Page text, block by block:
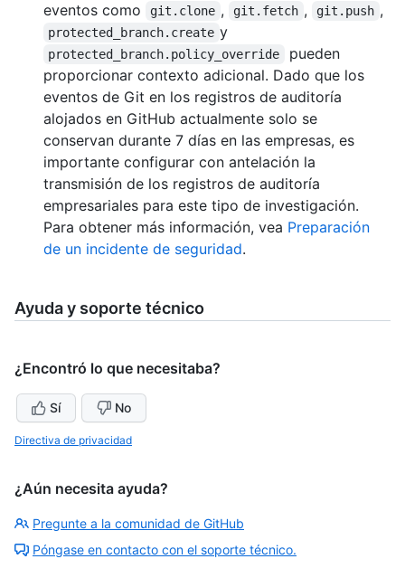
eventos como
git.clone , git.fetch , git.push ,
protected_branch.create y
protected_branch.policy_override
pueden
proporcionar contexto adicional. Dado que los
eventos de Git en los registros de auditoría
alojados en GitHub actualmente solo se
conservan durante 7 días en las empresas, es
importante configurar con antelación la
transmisión de los registros de auditoría
empresariales para este tipo de investigación.
Para obtener más información, vea Preparación
de un incidente de seguridad.
Ayuda y soporte técnico
¿Encontró lo que necesitaba?
Sí No
Directiva de privacidad
¿Aún necesita ayuda?
Pregunte a la comunidad de GitHub
Póngase en contacto con el soporte técnico.